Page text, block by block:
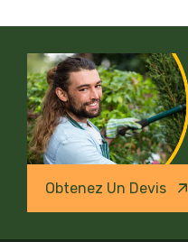
Obtenez Un Devis